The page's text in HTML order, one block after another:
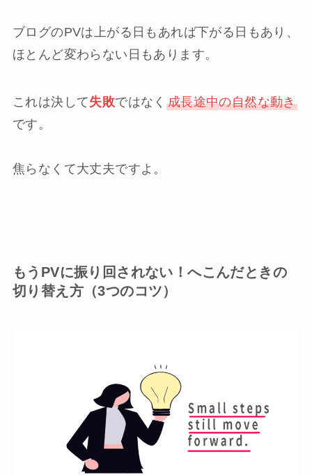
ブログのPVは上がる日もあれば下がる日もあり、
ほとんど変わらない日もあります。
これは決して失敗ではなく 成長途中の自然な動き
です。
焦らなくて大丈夫ですよ。
もうPVに振り回されない！へこんだときの
切り替え方（3つのコツ）